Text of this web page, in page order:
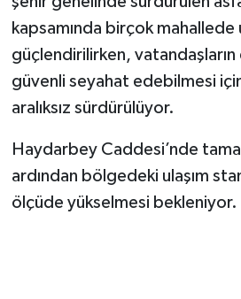
kapsamında birçok mahallede
güçlendirilirken, vatandaşların
güvenli seyahat edebilmesi için
aralıksız sürdürülüyor.
Haydarbey Caddesi’nde
ardından bölgedeki ulaşım
ölçüde yükselmesi bekleniyor.